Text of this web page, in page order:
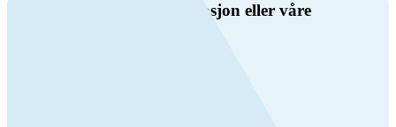
Har du spørsmål om ventilasjon eller våre